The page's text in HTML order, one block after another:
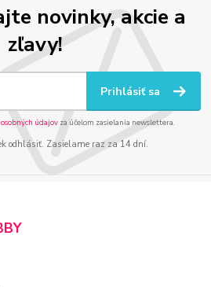
novinky, akcie a
zľavy!
Prihlásiť sa
údajov za účelom zasielania newslettera.
odhlásiť. Zasielame raz za 14 dní.